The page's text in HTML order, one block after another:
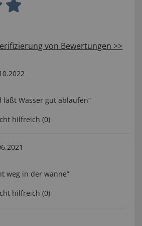
von Bewertungen >>
läßt Wasser gut ablaufen”
hilfreich (0)
weg in der wanne”
hilfreich (0)